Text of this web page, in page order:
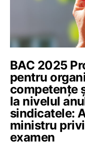
BAC 2025
pentru
competențe
la nivelul
sindicatele:
ministru
examen